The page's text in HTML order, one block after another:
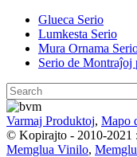
Glueca Serio
Lumkesta Serio
Mura Ornama
Serio de
Varmaj Produktoj, Mapo
© Kopirajto - 2010-2021
Memglua Vinilo,